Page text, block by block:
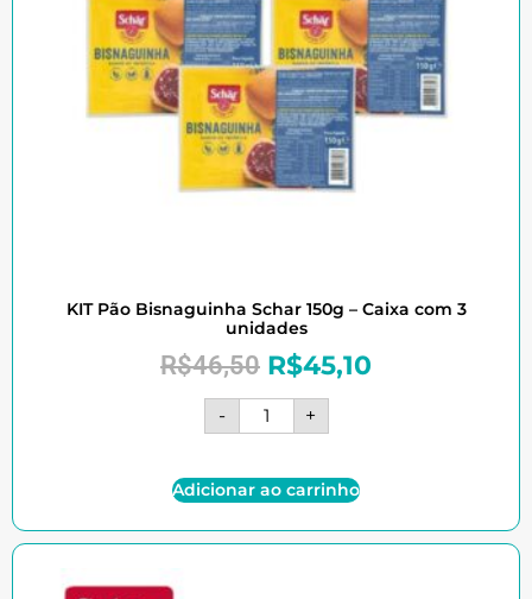
KIT Pão Bisnaguinha Schar 150g – Caixa com 3
unidades
R$46,50 R$45,10
- +
Adicionar ao carrinho